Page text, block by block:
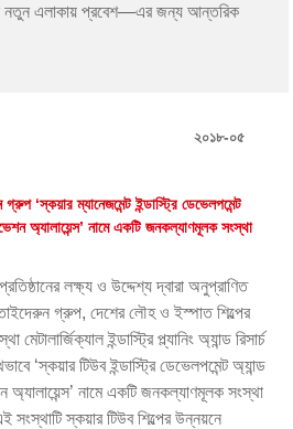
এলাকায় প্রবেশ—এর জন্য আন্তরিক
২০১৮-০৫
‘স্কয়ার ম্যানেজমেন্ট ইন্ডাস্ট্রি ডেভেলপমেন্ট
অ্যালায়েন্স’ নামে একটি জনকল্যাণমূলক সংস্থা
লক্ষ্য ও উদ্দেশ্য দ্বারা অনুপ্রাণিত
গ্রুপ, দেশের লৌহ ও ইস্পাত শিল্পের
মেটালার্জিক্যাল ইন্ডাস্ট্রি প্ল্যানিং অ্যান্ড রিসার্চ
‘স্কয়ার টিউব ইন্ডাস্ট্রি ডেভেলপমেন্ট অ্যান্ড
নামে একটি জনকল্যাণমূলক সংস্থা
সংস্থাটি স্কয়ার টিউব শিল্পের উন্নয়নে